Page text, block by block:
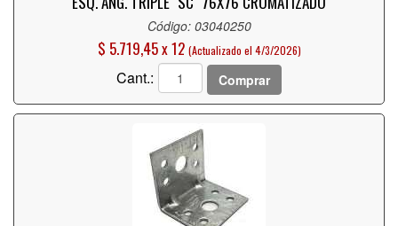
Código: 03040250
$ 5.719,45 x 12 (Actualizado el 4/3/2026)
Cant.: Comprar